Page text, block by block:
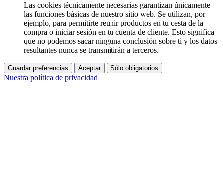
Las cookies técnicamente necesarias garantizan únicamente
las funciones básicas de nuestro sitio web. Se utilizan, por
ejemplo, para permitirte reunir productos en tu cesta de la
compra o iniciar sesión en tu cuenta de cliente. Esto significa
que no podemos sacar ninguna conclusión sobre ti y los datos
resultantes nunca se transmitirán a terceros.
Guardar preferencias Aceptar Sólo obligatorios
Nuestra política de privacidad